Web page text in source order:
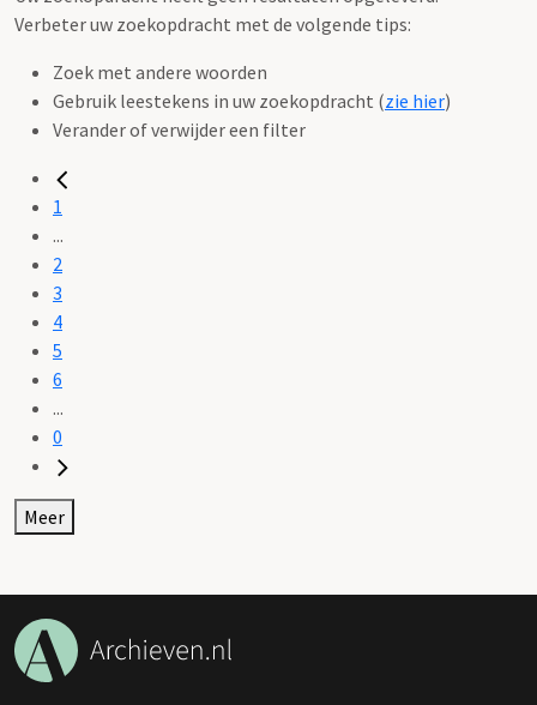
Verbeter uw zoekopdracht met de volgende tips:
Zoek met andere woorden
Gebruik leestekens in uw zoekopdracht (zie hier)
Verander of verwijder een filter
1
...
2
3
4
5
6
...
0
Meer